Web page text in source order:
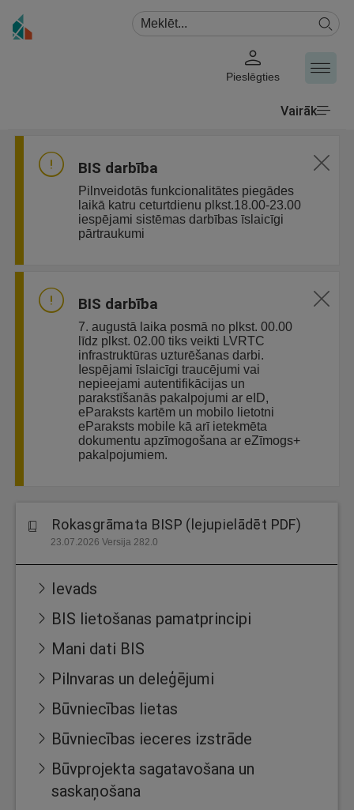
Pieslēgties
Vairāk
BIS darbība
Pilnveidotās funkcionalitātes piegādes
laikā katru ceturtdienu plkst.18.00-23.00
iespējami sistēmas darbības īslaicīgi
pārtraukumi
BIS darbība
7. augustā laika posmā no plkst. 00.00
līdz plkst. 02.00 tiks veikti LVRTC
infrastruktūras uzturēšanas darbi.
Iespējami īslaicīgi traucējumi vai
nepieejami autentifikācijas un
parakstīšanās pakalpojumi ar eID,
eParaksts kartēm un mobilo lietotni
eParaksts mobile kā arī ietekmēta
dokumentu apzīmogošana ar eZīmogs+
pakalpojumiem.
Rokasgrāmata BISP (lejupielādēt PDF)
23.07.2026 Versija 282.0
Ievads
BIS lietošanas pamatprincipi
Mani dati BIS
Pilnvaras un deleģējumi
Būvniecības lietas
Būvniecības ieceres izstrāde
Būvprojekta sagatavošana un
saskaņošana